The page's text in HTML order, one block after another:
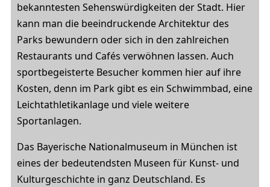
bekanntesten Sehenswürdigkeiten der Stadt. Hier
kann man die beeindruckende Architektur des
Parks bewundern oder sich in den zahlreichen
Restaurants und Cafés verwöhnen lassen. Auch
sportbegeisterte Besucher kommen hier auf ihre
Kosten, denn im Park gibt es ein Schwimmbad, eine
Leichtathletikanlage und viele weitere
Sportanlagen.
Das Bayerische Nationalmuseum in München ist
eines der bedeutendsten Museen für Kunst- und
Kulturgeschichte in ganz Deutschland. Es